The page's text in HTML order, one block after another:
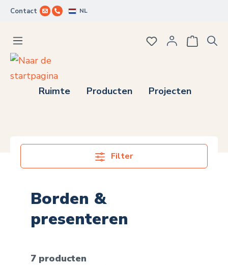
Ga naar de hoofdinhoud
Contact NL
Ruimte Producten Projecten
Je hebt 0 items
Filter
Borden &
presenteren
7 producten